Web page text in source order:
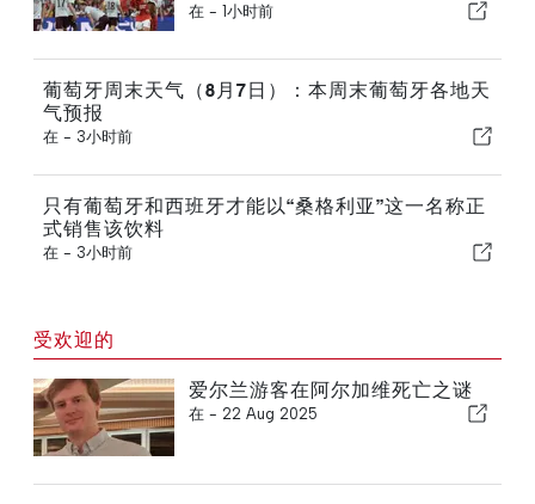
在 - 1小时前
葡萄牙周末天气（8月7日）：本周末葡萄牙各地天
气预报
在 - 3小时前
只有葡萄牙和西班牙才能以“桑格利亚”这一名称正
式销售该饮料
在 - 3小时前
受欢迎的
爱尔兰游客在阿尔加维死亡之谜
在 - 22 Aug 2025